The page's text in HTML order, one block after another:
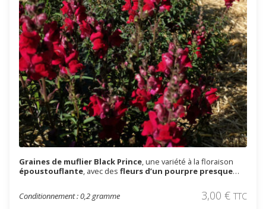
Graines de muflier Black Prince, une variété à la floraison
époustouflante, avec des fleurs d’un pourpre presque
. Facile à cultiver, elle ajoutera une touche élégante et
originale à vos plantations. Semences reproductibles.
Conditionnement : 0,2 gramme 3,00 € TTC